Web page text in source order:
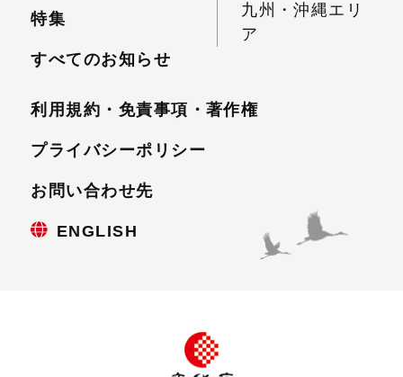
特集
すべてのお知らせ
九州・沖縄エリ
ア
利用規約・免責事項・著作権
プライバシーポリシー
お問い合わせ先
ENGLISH